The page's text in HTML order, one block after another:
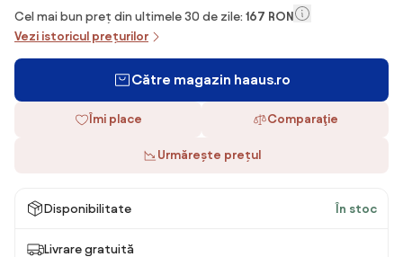
Cel mai bun preț din ultimele 30 de zile: 167 RON
Vezi istoricul prețurilor
Către magazin haaus.ro
Îmi place Comparaţie
Urmărește prețul
Disponibilitate În stoc
Livrare gratuită